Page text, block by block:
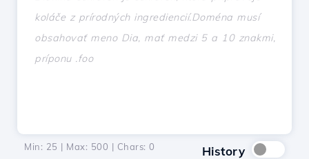
Min: 25 | Max: 500 | Chars: 0 History